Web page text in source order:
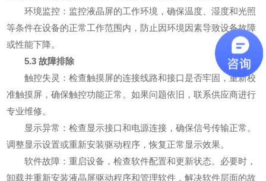
环境监控：监控液晶屏的工作环境，确保温度、湿度和光照
等条件在设备的正常工作范围内，防止因环境因素导致设备故障
或性能下降。
5.3 故障排除
触控失灵：检查触摸屏的连接线路和接口是否牢固，重新校
准触摸屏，确保触控功能正常。如果问题依旧，联系供应商进行
专业维修。
显示异常：检查显示接口和电源连接，确保信号传输正常。
调整显示设置或重新安装驱动程序，恢复正常显示效果。
软件故障：重启设备，检查软件配置和更新状态。必要时，
卸载并重新安装液晶屏驱动程序和管理软件，解决软件层面的故